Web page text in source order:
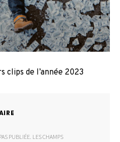
clips de l’année 2023
PUBLIÉE. LES CHAMPS